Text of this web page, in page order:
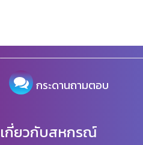
กระดานถามตอบ
เกี่ยวกับสหกรณ์